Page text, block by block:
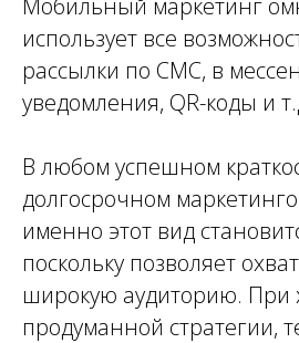
Мобильный маркетинг
использует все
рассылки по СМС, в
уведомления, QR-коды и
В любом успешном
долгосрочном
именно этот вид
поскольку позволяет
широкую аудиторию. При
продуманной стратегии,